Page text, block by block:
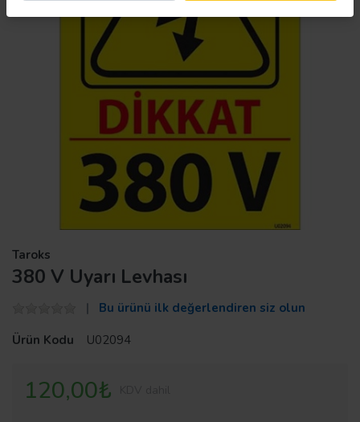
Taroks
380 V Uyarı Levhası
Bu ürünü ilk değerlendiren siz olun
Ürün Kodu
U02094
120,00₺